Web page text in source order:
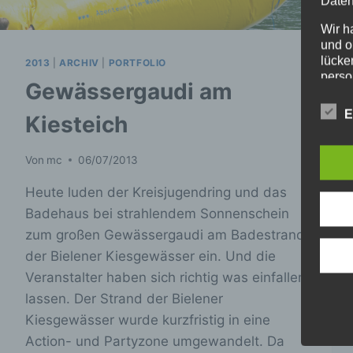
2013 |ARCHIV PORTFOLIO
Gewässergaudi am
Kiesteich
Von mc 06/07/2013
Heute luden der Kreisjugendring und das
Badehaus bei strahlendem Sonnenschein
zum großen Gewässergaudi am Badestrand
der Bielener Kiesgewässer ein. Und die
Veranstalter haben sich richtig was einfallen
lassen. Der Strand der Bielener
Kiesgewässer wurde kurzfristig in eine
Action- und Partyzone umgewandelt. Da
Wir
und
Aus
Die
den
Wir